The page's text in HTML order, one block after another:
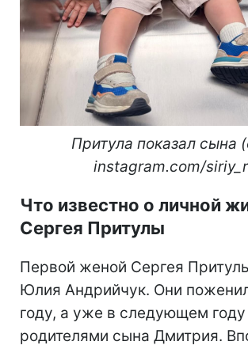
Притула показал сына
instagram.com/
Что известно о личной
Сергея Притулы
Первой женой Сергея
Юлия Андрийчук. Они
году, а уже в следующем году
родителями сына Дмитрия.